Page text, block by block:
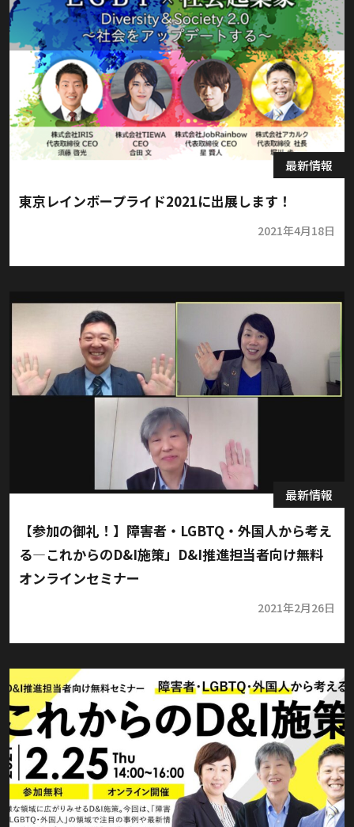
最新情報
東京レインボープライド2021に出展します！
2021年4月18日
最新情報
【参加の御礼！】障害者・LGBTQ・外国人から考え
る―これからのD&I施策」D&I推進担当者向け無料
オンラインセミナー
2021年2月26日